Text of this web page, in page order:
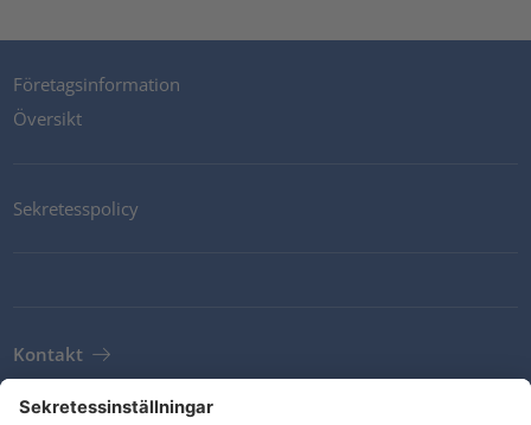
Företagsinformation
Översikt
Sekretesspolicy
Kontakt